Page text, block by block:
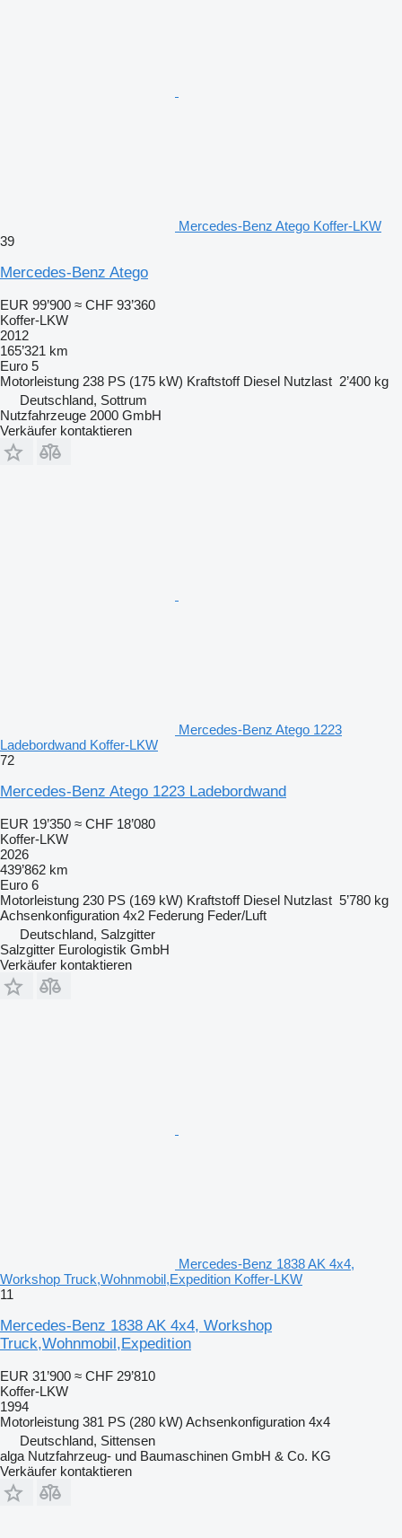
Mercedes-Benz Atego Koffer-LKW
39
Mercedes-Benz Atego
EUR 99’900 ≈ CHF 93’360
Koffer-LKW
2012
165’321 km
Euro 5
Motorleistung 238 PS (175 kW) Kraftstoff Diesel Nutzlast 2’400 kg
Deutschland, Sottrum
Nutzfahrzeuge 2000 GmbH
Verkäufer kontaktieren
Mercedes-Benz Atego 1223
Ladebordwand Koffer-LKW
72
Mercedes-Benz Atego 1223 Ladebordwand
EUR 19’350 ≈ CHF 18’080
Koffer-LKW
2026
439’862 km
Euro 6
Motorleistung 230 PS (169 kW) Kraftstoff Diesel Nutzlast 5’780 kg
Achsenkonfiguration 4x2 Federung Feder/Luft
Deutschland, Salzgitter
Salzgitter Eurologistik GmbH
Verkäufer kontaktieren
Mercedes-Benz 1838 AK 4x4,
Workshop Truck,Wohnmobil,Expedition Koffer-LKW
11
Mercedes-Benz 1838 AK 4x4, Workshop
Truck,Wohnmobil,Expedition
EUR 31’900 ≈ CHF 29’810
Koffer-LKW
1994
Motorleistung 381 PS (280 kW) Achsenkonfiguration 4x4
Deutschland, Sittensen
alga Nutzfahrzeug- und Baumaschinen GmbH & Co. KG
Verkäufer kontaktieren